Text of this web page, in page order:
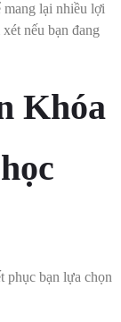
lại nhiều lợi
nếu bạn đang
Khóa
phục bạn lựa chọn